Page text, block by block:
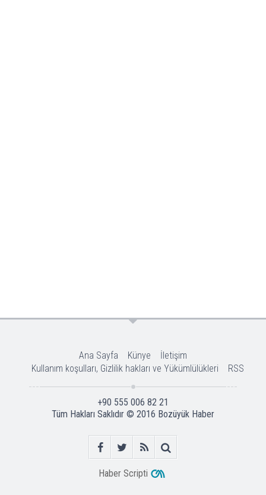
Ana Sayfa Künye
İletişim
Kullanım koşulları, Gizlilik hakları ve Yükümlülükleri
RSS
+90 555 006 82 21
Tüm Hakları Saklıdır © 2016 Bozüyük Haber
Haber Scripti